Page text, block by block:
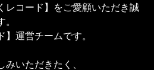
レコード】をご愛顧いただき誠
】運営チームです。
いただきたく、